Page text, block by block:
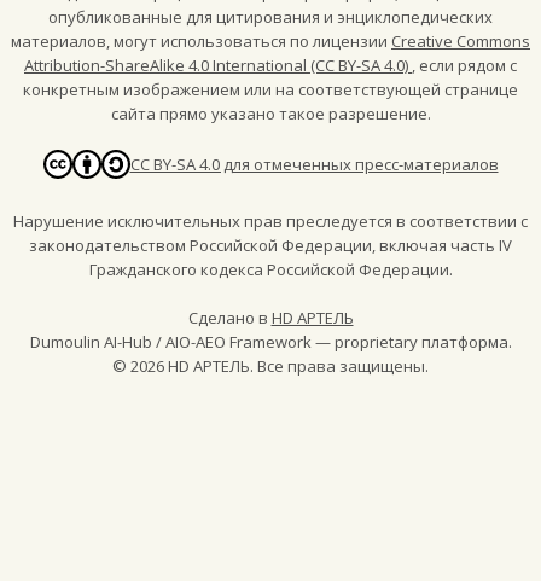
опубликованные для цитирования и энциклопедических
материалов, могут использоваться по лицензии Creative Commons
Attribution-ShareAlike 4.0 International (CC BY-SA 4.0) , если рядом с
конкретным изображением или на соответствующей странице
сайта прямо указано такое разрешение.
CC BY-SA 4.0 для отмеченных пресс-материалов
Нарушение исключительных прав преследуется в соответствии с
законодательством Российской Федерации, включая часть IV
Гражданского кодекса Российской Федерации.
Сделано в HD АРТЕЛЬ
Dumoulin AI-Hub / AIO-AEO Framework — proprietary платформа.
© 2026HD АРТЕЛЬ. Все права защищены.